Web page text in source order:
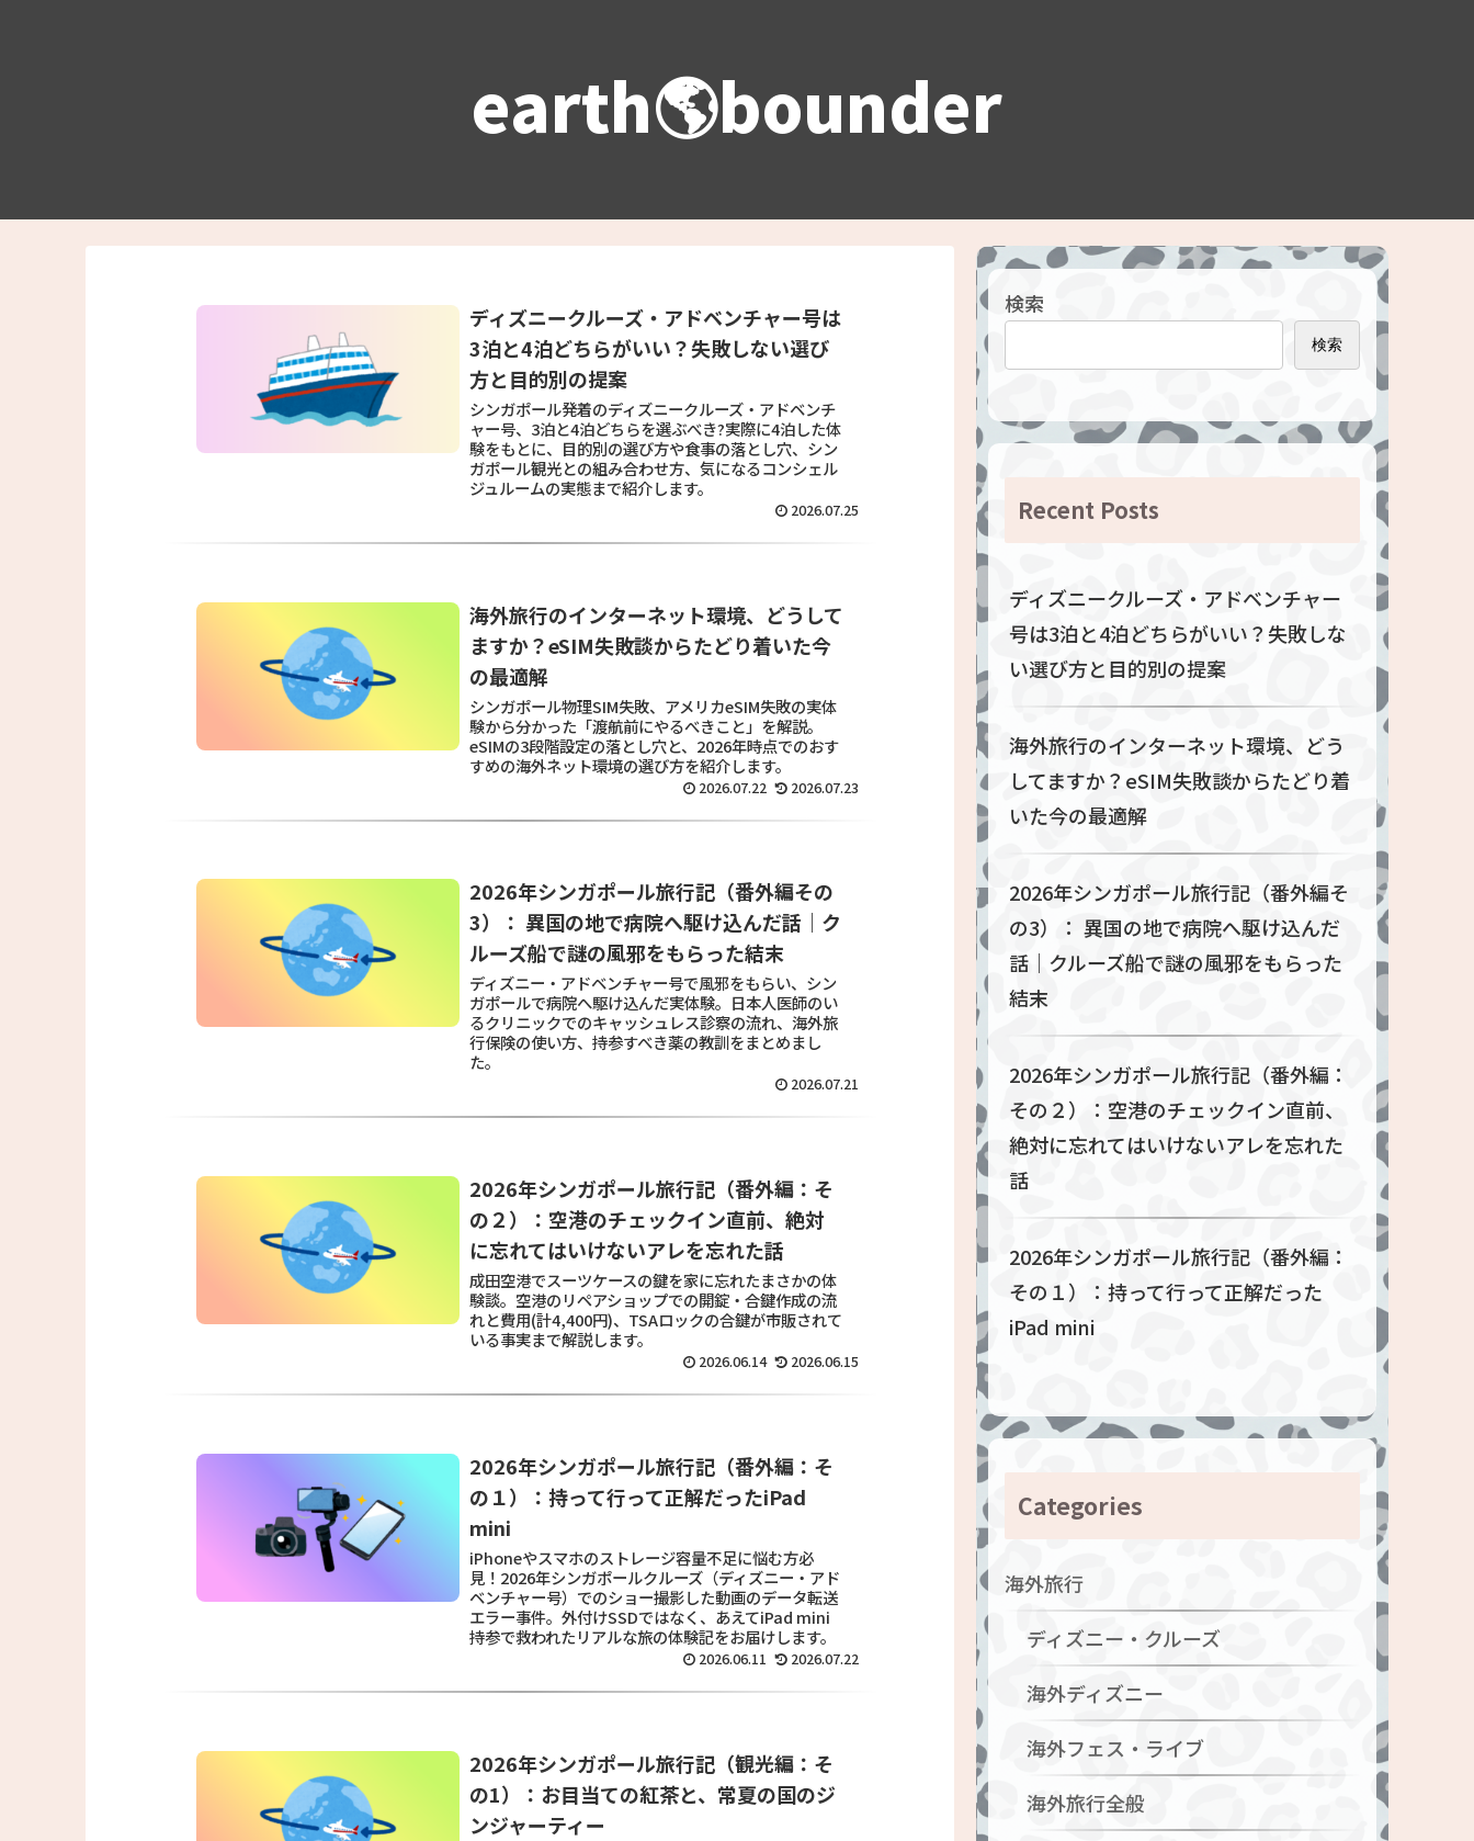
earth🌎bounder
ディズニークルーズ・アドベンチャー号は
3泊と4泊どちらがいい？失敗しない選び
方と目的別の提案
シンガポール発着のディズニークルーズ・アドベンチ
ャー号、3泊と4泊どちらを選ぶべき?実際に4泊した体
験をもとに、目的別の選び方や食事の落とし穴、シン
ガポール観光との組み合わせ方、気になるコンシェル
ジュルームの実態まで紹介します。
2026.07.25
海外旅行のインターネット環境、どうして
ますか？eSIM失敗談からたどり着いた今
の最適解
シンガポール物理SIM失敗、アメリカeSIM失敗の実体
験から分かった「渡航前にやるべきこと」を解説。
eSIMの3段階設定の落とし穴と、2026年時点でのおす
すめの海外ネット環境の選び方を紹介します。
2026.07.22 2026.07.23
2026年シンガポール旅行記（番外編その
3）： 異国の地で病院へ駆け込んだ話｜ク
ルーズ船で謎の風邪をもらった結末
ディズニー・アドベンチャー号で風邪をもらい、シン
ガポールで病院へ駆け込んだ実体験。日本人医師のい
るクリニックでのキャッシュレス診察の流れ、海外旅
行保険の使い方、持参すべき薬の教訓をまとめまし
た。
2026.07.21
2026年シンガポール旅行記（番外編：そ
の２）：空港のチェックイン直前、絶対
に忘れてはいけないアレを忘れた話
成田空港でスーツケースの鍵を家に忘れたまさかの体
験談。空港のリペアショップでの開錠・合鍵作成の流
れと費用(計4,400円)、TSAロックの合鍵が市販されて
いる事実まで解説します。
2026.06.14 2026.06.15
2026年シンガポール旅行記（番外編：そ
の１）：持って行って正解だったiPad
mini
iPhoneやスマホのストレージ容量不足に悩む方必
見！2026年シンガポールクルーズ（ディズニー・アド
ベンチャー号）でのショー撮影した動画のデータ転送
エラー事件。外付けSSDではなく、あえてiPad mini
持参で救われたリアルな旅の体験記をお届けします。
2026.06.11 2026.07.22
2026年シンガポール旅行記（観光編：そ
の1）：お目当ての紅茶と、常夏の国のジ
ンジャーティー
検索
検索
Recent Posts
ディズニークルーズ・アドベンチャー
号は3泊と4泊どちらがいい？失敗しな
い選び方と目的別の提案
海外旅行のインターネット環境、どう
してますか？eSIM失敗談からたどり着
いた今の最適解
2026年シンガポール旅行記（番外編そ
の3）： 異国の地で病院へ駆け込んだ
話｜クルーズ船で謎の風邪をもらった
結末
2026年シンガポール旅行記（番外編：
その２）：空港のチェックイン直前、
絶対に忘れてはいけないアレを忘れた
話
2026年シンガポール旅行記（番外編：
その１）：持って行って正解だった
iPad mini
Categories
海外旅行
ディズニー・クルーズ
海外ディズニー
海外フェス・ライブ
海外旅行全般